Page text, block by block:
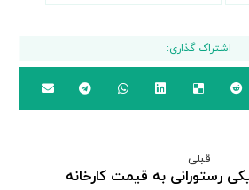
قبلی
رستورانی به قیمت کارخانه